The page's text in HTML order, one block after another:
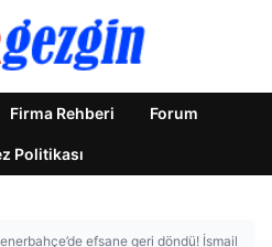
Firma Rehberi Forum
Politikası
efsane geri döndü! İsmail